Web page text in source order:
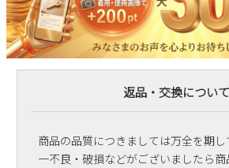
返品・交換について
商品の品質につきましては万全を期
一不良・破損などがございましたら